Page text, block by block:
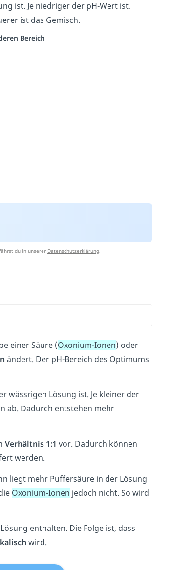
ist. Je niedriger der pH-Wert ist,
ist das Gemisch.
Bereich
du in unserer Datenschutzerklärung.
einer Säure (Oxonium-Ionen) oder
ändert. Der pH-Bereich des Optimums
wässrigen Lösung ist. Je kleiner der
ab. Dadurch entstehen mehr
Verhältnis 1:1 vor. Dadurch können
werden.
liegt mehr Puffersäure in der Lösung
Oxonium-Ionen jedoch nicht. So wird
enthalten. Die Folge ist, dass
wird.